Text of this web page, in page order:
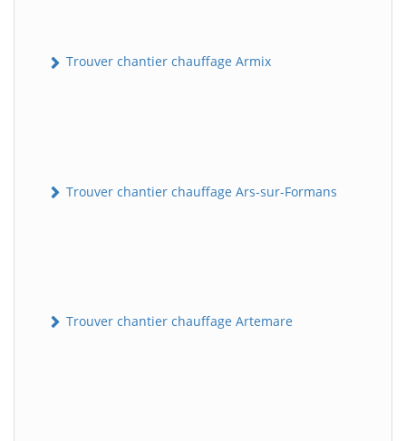
Trouver chantier chauffage Armix
Trouver chantier chauffage Ars-sur-Formans
Trouver chantier chauffage Artemare